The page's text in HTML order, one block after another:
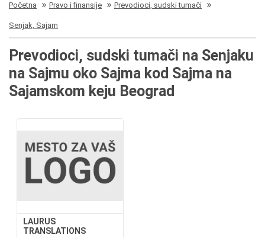
Početna Pravo i finansije Prevodioci, sudski tumači
Senjak, Sajam
Prevodioci, sudski tumači na Senjaku
na Sajmu oko Sajma kod Sajma na
Sajamskom keju Beograd
LAURUS
TRANSLATIONS